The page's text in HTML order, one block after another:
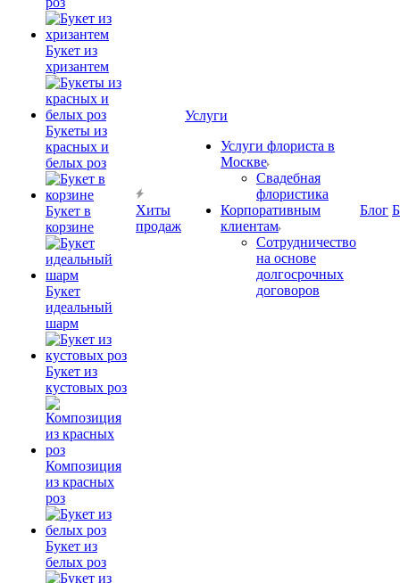
Букет из
хризантем
Букеты из
красных и
белых роз
Букет в
корзине
Букет
идеальный
шарм
Букет из
кустовых роз
Композиция
из красных
роз
Букет из
белых роз
Хиты
продаж
Услуги
Услуги флориста в
Москве
Свадебная
флористика
Корпоративным
клиентам
Сотрудничество
на основе
долгосрочных
договоров
Блог